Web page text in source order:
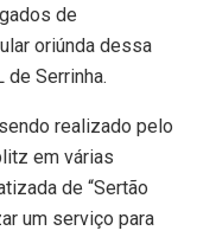
de
oriúnda dessa
de Serrinha.
realizado pelo
em várias
de “Sertão
um serviço para